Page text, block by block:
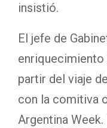
insistió.
El jefe de
partir del viaje
con la comitiva
Argentina